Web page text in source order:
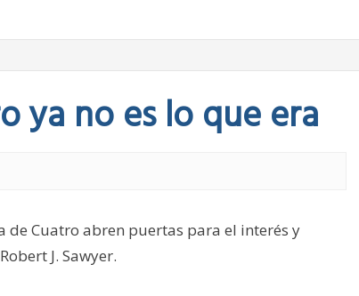
ya no es lo que era
de Cuatro abren puertas para el interés y
J. Sawyer.